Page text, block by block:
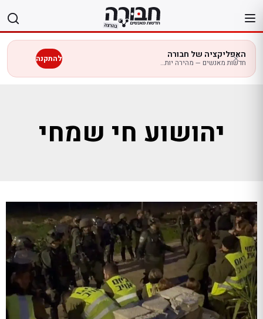
לתוכן
האפליקציה של חבורה
חדשות מאנשים — מהירה יותר בנייד להתקנה
יהושוע חי שמחי